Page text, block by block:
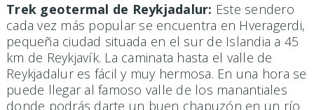
Trek geotermal de Reykjadalur: Este sendero
cada vez más popular se encuentra en Hveragerdi,
pequeña ciudad situada en el sur de Islandia a 45
km de Reykjavík. La caminata hasta el valle de
Reykjadalur es fácil y muy hermosa. En una hora se
puede llegar al famoso valle de los manantiales
donde podrás darte un buen chapuzón en un río